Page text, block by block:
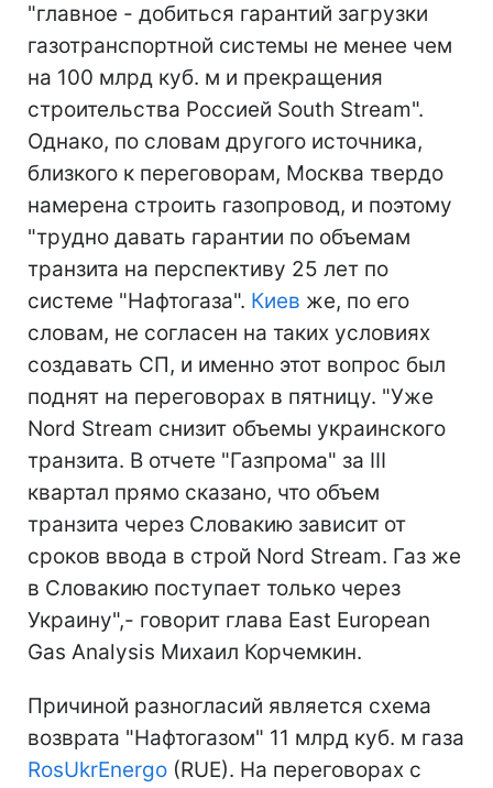
"главное - добиться гарантий загрузки
газотранспортной системы не менее чем
на 100 млрд куб. м и прекращения
строительства Россией South Stream".
Однако, по словам другого источника,
близкого к переговорам, Москва твердо
намерена строить газопровод, и поэтому
"трудно давать гарантии по объемам
транзита на перспективу 25 лет по
системе "Нафтогаза". Киев же, по его
словам, не согласен на таких условиях
создавать СП, и именно этот вопрос был
поднят на переговорах в пятницу. "Уже
Nord Stream снизит объемы украинского
транзита. В отчете "Газпрома" за III
квартал прямо сказано, что объем
транзита через Словакию зависит от
сроков ввода в строй Nord Stream. Газ же
в Словакию поступает только через
Украину",- говорит глава East European
Gas Analysis Михаил Корчемкин.
Причиной разногласий является схема
возврата "Нафтогазом" 11 млрд куб. м газа
RosUkrEnergo (RUE). На переговорах с